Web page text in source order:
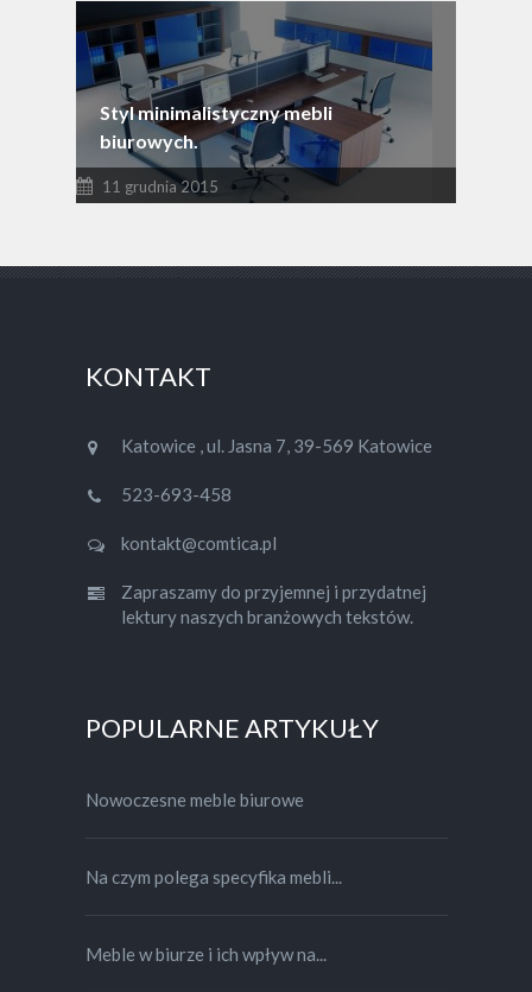
Styl minimalistyczny mebli
biurowych.
11 grudnia 2015
KONTAKT
Katowice , ul. Jasna 7, 39-569 Katowice
523-693-458
kontakt@comtica.pl
Zapraszamy do przyjemnej i przydatnej
lektury naszych branżowych tekstów.
POPULARNE ARTYKUŁY
Nowoczesne meble biurowe
Na czym polega specyfika mebli...
Meble w biurze i ich wpływ na...